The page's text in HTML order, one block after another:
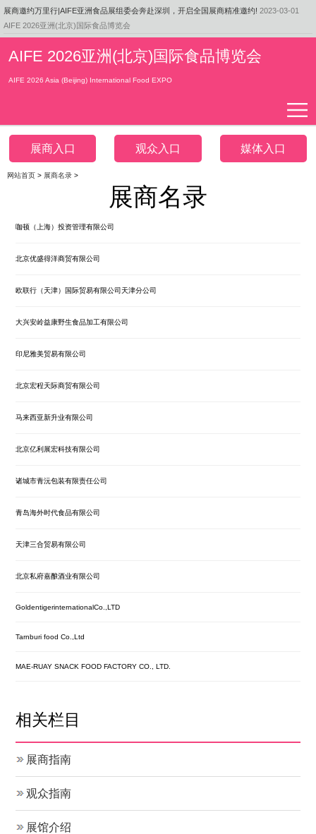
展商邀约万里行|AIFE亚洲食品展组委会奔赴深圳，开启全国展商精准邀约! 2023-03-01
来自大自然的馈赠——大兴安岭野生浆果
食品周刊|书亦烧仙草收购「霓裳茶舞」60%股权2023-02-27
一盏茉莉花，香溢北京城，张一元，让世界重新认识 中国茶 ！2023-03-01
AIFE 2026亚洲(北京)国际食品博览会
AIFE 2026亚洲(北京)国际食品博览会
AIFE 2026 Asia (Beijing) International Food EXPO
展商入口 观众入口 媒体入口
网站首页 > 展商名录 >
展商名录
咖顿（上海）投资管理有限公司
北京优盛得洋商贸有限公司
欧联行（天津）国际贸易有限公司天津分公司
大兴安岭益康野生食品加工有限公司
印尼雅美贸易有限公司
北京宏程天际商贸有限公司
马来西亚新升业有限公司
北京亿利展宏科技有限公司
诸城市青沅包装有限责任公司
青岛海外时代食品有限公司
天津三合贸易有限公司
北京私府嘉酿酒业有限公司
GoldentigerinternationalCo.,LTD
Tarnburi food Co.,Ltd
MAE-RUAY SNACK FOOD FACTORY CO., LTD.
相关栏目
展商指南
观众指南
展馆介绍